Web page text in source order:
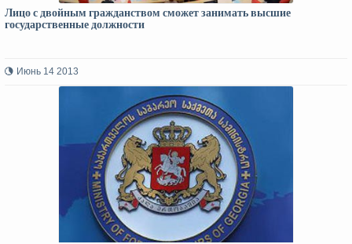
Лицо с двойным гражданством сможет занимать высшие
государственные должности
Июнь 14 2013